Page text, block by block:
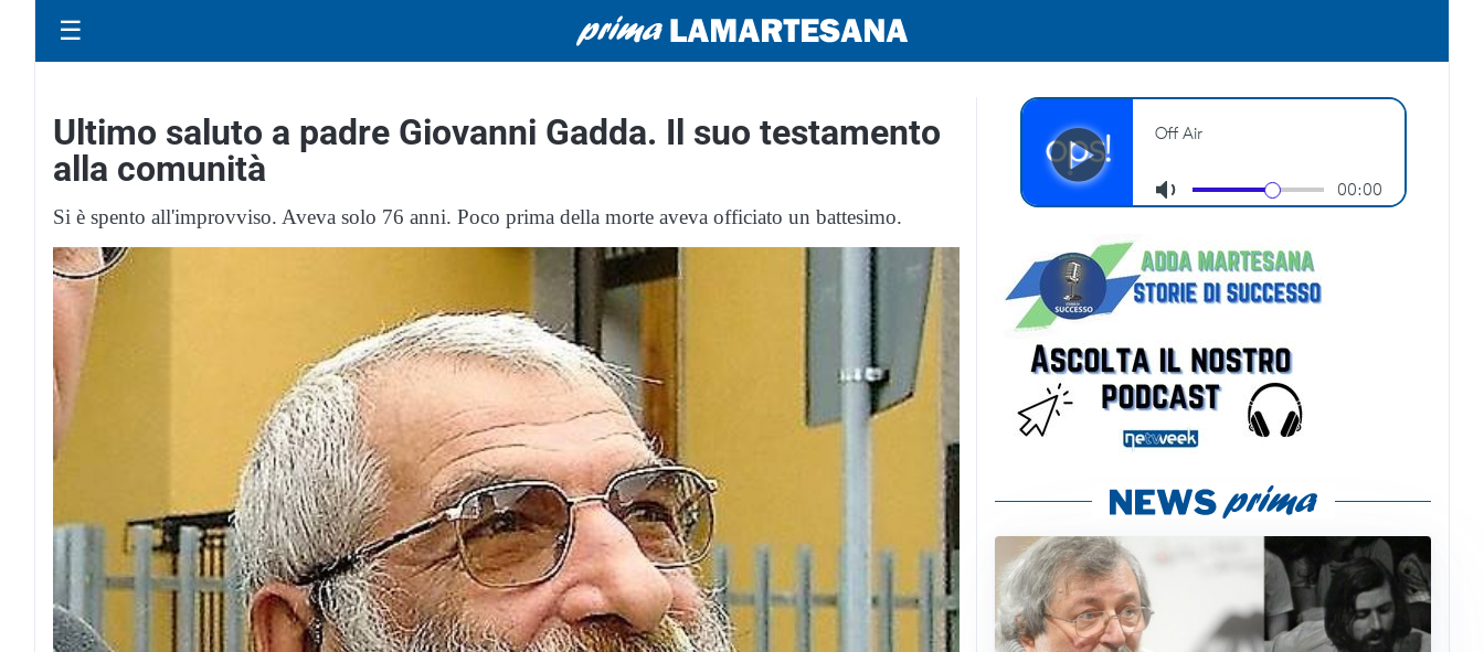
☰
Ultimo saluto a padre Giovanni Gadda. Il suo testamento
alla comunità
Si è spento all'improvviso. Aveva solo 76 anni. Poco prima della morte aveva officiato un battesimo.